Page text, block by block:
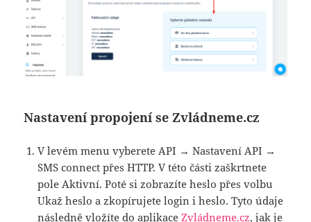
Nastavení propojení se Zvládneme.cz
V levém menu vyberete API → Nastavení API →
SMS connect přes HTTP. V této části zaškrtnete
pole Aktivní. Poté si zobrazíte heslo přes volbu
Ukaž heslo a zkopírujete login i heslo. Tyto údaje
následně vložíte do aplikaceZvládneme.cz, jak je